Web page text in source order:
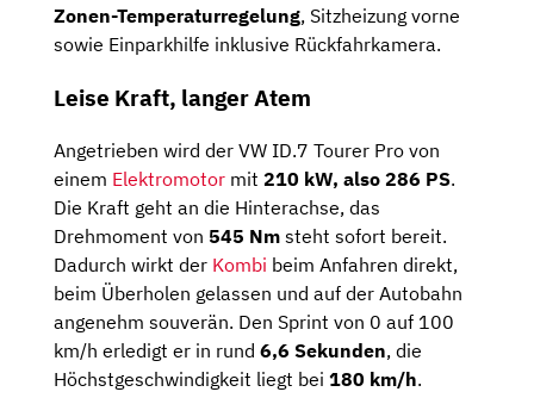
Zonen-Temperaturregelung, Sitzheizung vorne
sowie Einparkhilfe inklusive Rückfahrkamera.
Leise Kraft, langer Atem
Angetrieben wird der VW ID.7 Tourer Pro von
einem Elektromotor mit 210 kW, also 286 PS.
Die Kraft geht an die Hinterachse, das
Drehmoment von 545 Nm steht sofort bereit.
Dadurch wirkt der Kombi beim Anfahren direkt,
beim Überholen gelassen und auf der Autobahn
angenehm souverän. Den Sprint von 0 auf 100
km/h erledigt er in rund 6,6 Sekunden, die
Höchstgeschwindigkeit liegt bei 180 km/h.